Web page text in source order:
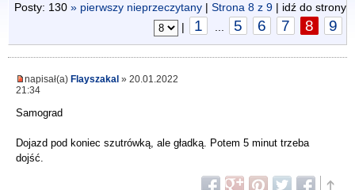
Posty: 130 » pierwszy nieprzeczytany | Strona 8 z 9 | idź do strony
|
1 5 6 7 8 9
napisał(a) Flayszakal » 20.01.2022
21:34
Samograd
Dojazd pod koniec szutrówką, ale gładką. Potem 5 minut trzeba
dojść.